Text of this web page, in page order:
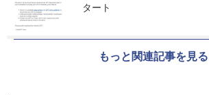
タート
もっと関連記事を見る